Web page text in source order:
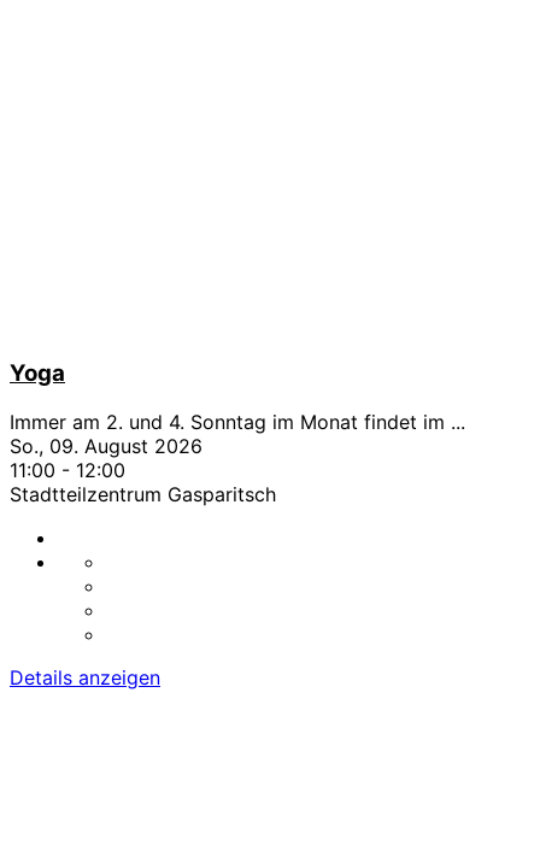
Yoga
Immer am 2. und 4. Sonntag im Monat findet im ...
So., 09. August 2026
11:00 - 12:00
Stadtteilzentrum Gasparitsch
Details anzeigen